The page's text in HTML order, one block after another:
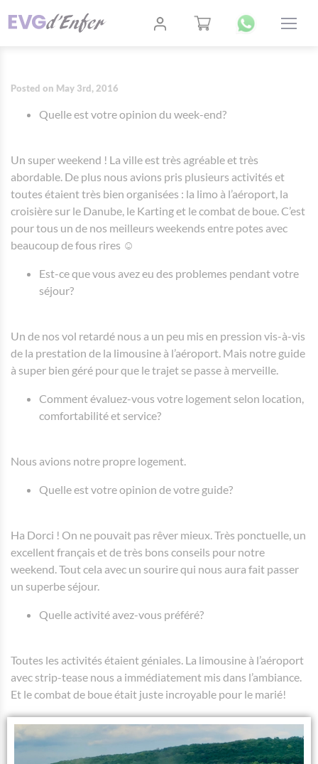
Posted on May 3rd, 2016
Quelle est votre opinion du week-end?
Un super weekend ! La ville est très agréable et très
abordable. De plus nous avions pris plusieurs activités et
toutes étaient très bien organisées : la limo à l’aéroport, la
croisière sur le Danube, le Karting et le combat de boue. C’est
pour tous un de nos meilleurs weekends entre potes avec
beaucoup de fous rires ☺
Est-ce que vous avez eu des problemes pendant votre
séjour?
Un de nos vol retardé nous a un peu mis en pression vis-à-vis
de la prestation de la limousine à l’aéroport. Mais notre guide
à super bien géré pour que le trajet se passe à merveille.
Comment évaluez-vous votre logement selon location,
comfortabilité et service?
Nous avions notre propre logement.
Quelle est votre opinion de votre guide?
Ha Dorci ! On ne pouvait pas rêver mieux. Très ponctuelle, un
excellent français et de très bons conseils pour notre
weekend. Tout cela avec un sourire qui nous aura fait passer
un superbe séjour.
Quelle activité avez-vous préféré?
Toutes les activités étaient géniales. La limousine à l’aéroport
avec strip-tease nous a immédiatement mis dans l’ambiance.
Et le combat de boue était juste incroyable pour le marié!
Si vous avez eu le programme tour des bars, est-ce que
vous vous etes bien amusés aux bars, boites, clubs,
visités?